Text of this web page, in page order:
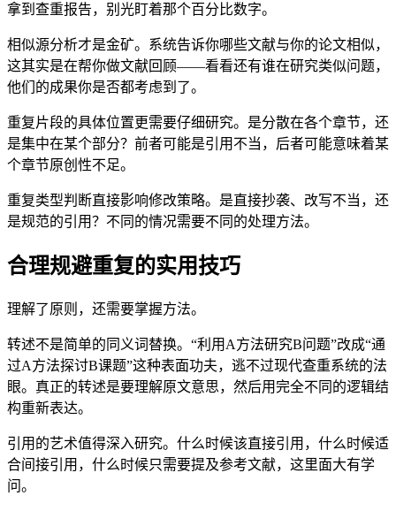
拿到查重报告，别光盯着那个百分比数字。
相似源分析才是金矿。系统告诉你哪些文献与你的论文相似，
这其实是在帮你做文献回顾——看看还有谁在研究类似问题，
他们的成果你是否都考虑到了。
重复片段的具体位置更需要仔细研究。是分散在各个章节，还
是集中在某个部分？前者可能是引用不当，后者可能意味着某
个章节原创性不足。
重复类型判断直接影响修改策略。是直接抄袭、改写不当，还
是规范的引用？不同的情况需要不同的处理方法。
合理规避重复的实用技巧
理解了原则，还需要掌握方法。
转述不是简单的同义词替换。“利用A方法研究B问题”改成“通
过A方法探讨B课题”这种表面功夫，逃不过现代查重系统的法
眼。真正的转述是要理解原文意思，然后用完全不同的逻辑结
构重新表达。
引用的艺术值得深入研究。什么时候该直接引用，什么时候适
合间接引用，什么时候只需要提及参考文献，这里面大有学
问。